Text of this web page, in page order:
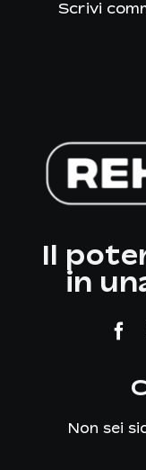
Il
in
Non sei